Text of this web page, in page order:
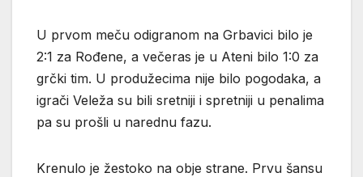
U prvom meču odigranom na Grbavici bilo je
2:1 za Rođene, a večeras je u Ateni bilo 1:0 za
grčki tim. U produžecima nije bilo pogodaka, a
igrači Veleža su bili sretniji i spretniji u penalima
pa su prošli u narednu fazu.
Krenulo je žestoko na obje strane. Prvu šansu